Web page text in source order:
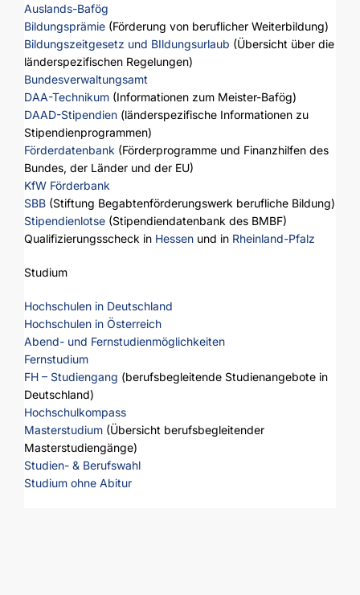
Auslands-Bafög
Bildungsprämie (Förderung von beruflicher Weiterbildung)
Bildungszeitgesetz und BIldungsurlaub (Übersicht über die
länderspezifischen Regelungen)
Bundesverwaltungsamt
DAA-Technikum (Informationen zum Meister-Bafög)
DAAD-Stipendien (länderspezifische Informationen zu
Stipendienprogrammen)
Förderdatenbank (Förderprogramme und Finanzhilfen des
Bundes, der Länder und der EU)
KfW Förderbank
SBB (Stiftung Begabtenförderungswerk berufliche Bildung)
Stipendienlotse (Stipendiendatenbank des BMBF)
Qualifizierungsscheck in Hessen und in Rheinland-Pfalz
Studium
Hochschulen in Deutschland
Hochschulen in Österreich
Abend- und Fernstudienmöglichkeiten
Fernstudium
FH – Studiengang (berufsbegleitende Studienangebote in
Deutschland)
Hochschulkompass
Masterstudium (Übersicht berufsbegleitender
Masterstudiengänge)
Studien- & Berufswahl
Studium ohne Abitur